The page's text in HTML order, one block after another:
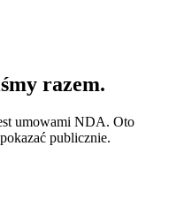
razem.
umowami NDA. Oto
publicznie.